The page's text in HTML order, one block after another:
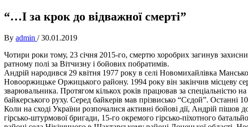
“…І за крок до відважної смерті”
By admin / 30.01.2019
Чотири роки тому, 23 січня 2015-го, смертю хоробрих загинув
ратному полі за Вітчизну і бойових побратимів.
Андрій народився 29 квітня 1977 року в селі Новомихайлівка
Новооржицьке Оржицького району. 1994 року він закінчив місцеву
зварювальника. Протягом кількох років працював за спеціальністю
байкерського руху. Серед байкерів мав прізвисько “Сєдой”. Останні
Коли на сході України розпочалися активні бойові дії, Андрій
гірсько-штурмової бригади, 15-го окремого гірсько-піхотного